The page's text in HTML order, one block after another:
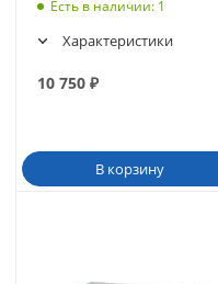
Есть в наличии: 1
Характеристики
10 750 ₽
В корзину